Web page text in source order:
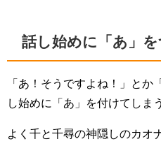
話し始めに「あ」
「あ！そうですよね！」と
し始めに「あ」を付けてしま
よく千と千尋の神隠しのカオ